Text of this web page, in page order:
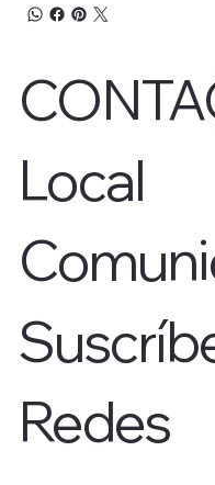
Redes
Local